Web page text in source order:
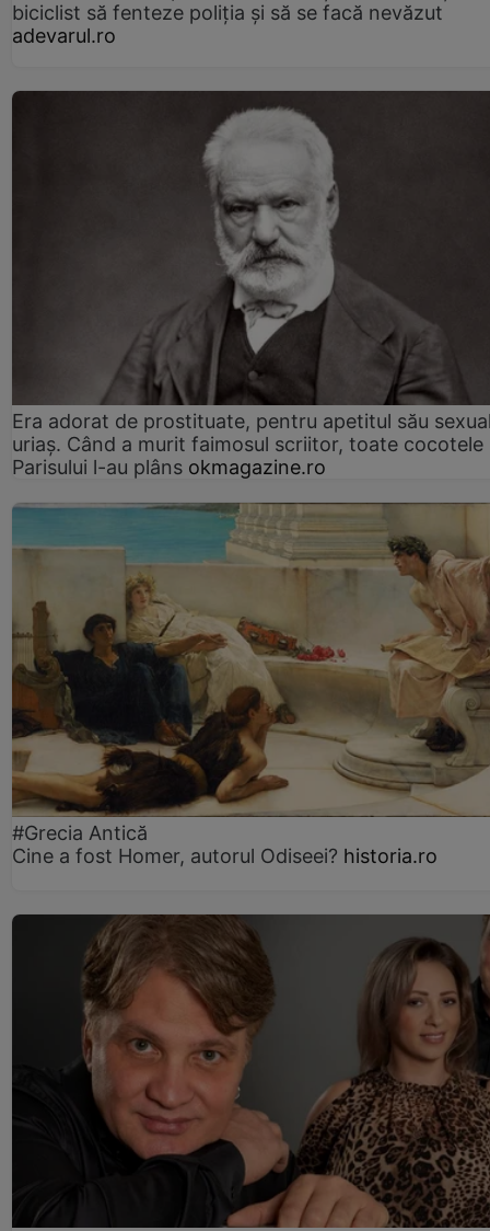
biciclist să fenteze poliția și să se facă nevăzut
adevarul.ro
Era adorat de prostituate, pentru apetitul său
uriaș. Când a murit faimosul scriitor, toate cocotele
Parisului l-au plâns okmagazine.ro
#Grecia Antică
Cine a fost Homer, autorul Odiseei? historia.ro